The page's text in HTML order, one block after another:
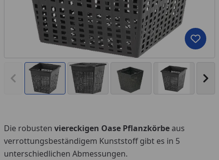
Vorheriges Bild anzeigen
Die robusten viereckigen Oase Pflanzkörbeaus
verrottungsbeständigem Kunststoff gibt es in 5
unterschiedlichen Abmessungen.